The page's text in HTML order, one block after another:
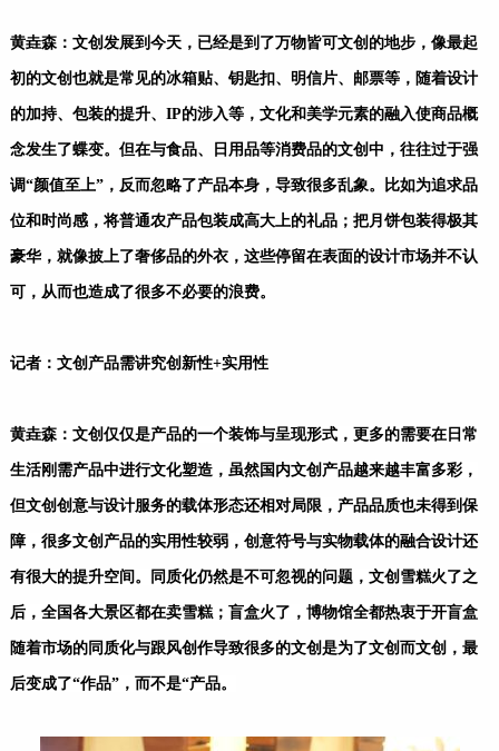
黄垚森：文创发展到今天，已经是到了万物皆可文创的地步，像最起
初的文创也就是常见的冰箱贴、钥匙扣、明信片、邮票等，随着设计
的加持、包装的提升、IP的涉入等，文化和美学元素的融入使商品概
念发生了蝶变。但在与食品、日用品等消费品的文创中，往往过于强
调“颜值至上”，反而忽略了产品本身，导致很多乱象。比如为追求品
位和时尚感，将普通农产品包装成高大上的礼品；把月饼包装得极其
豪华，就像披上了奢侈品的外衣，这些停留在表面的设计市场并不认
可，从而也造成了很多不必要的浪费。
记者：文创产品需讲究创新性+实用性
黄垚森：文创仅仅是产品的一个装饰与呈现形式，更多的需要在日常
生活刚需产品中进行文化塑造，虽然国内文创产品越来越丰富多彩，
但文创创意与设计服务的载体形态还相对局限，产品品质也未得到保
障，很多文创产品的实用性较弱，创意符号与实物载体的融合设计还
有很大的提升空间。同质化仍然是不可忽视的问题，文创雪糕火了之
后，全国各大景区都在卖雪糕；盲盒火了，博物馆全都热衷于开盲盒
随着市场的同质化与跟风创作导致很多的文创是为了文创而文创，最
后变成了“作品”，而不是“产品。